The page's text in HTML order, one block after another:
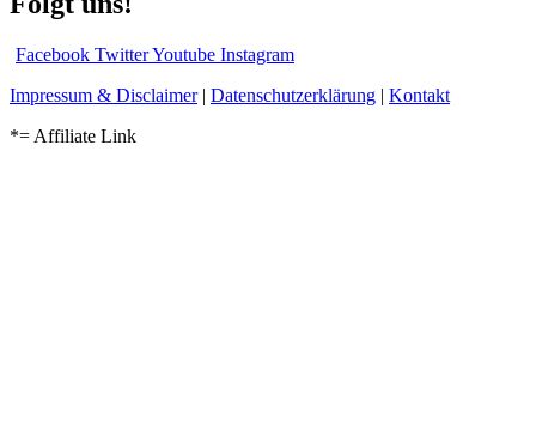
Facebook TwitterYoutube Instagram
Impressum & Disclaimer| Datenschutzerklärung | Kontakt
*= Affiliate Link